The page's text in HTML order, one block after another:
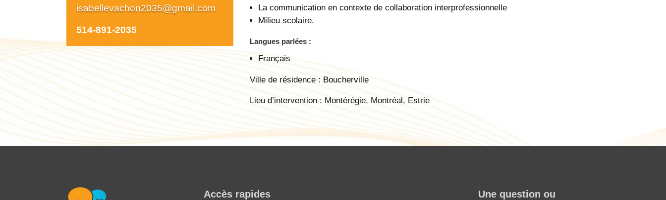
isabellevachon2035@gmail.com
514-891-2035
La communication en contexte de collaboration interprofessionnelle
Milieu scolaire.
Langues parlées :
Français
Ville de résidence : Boucherville
Lieu d’intervention : Montérégie, Montréal, Estrie
Accès rapides Une question ou